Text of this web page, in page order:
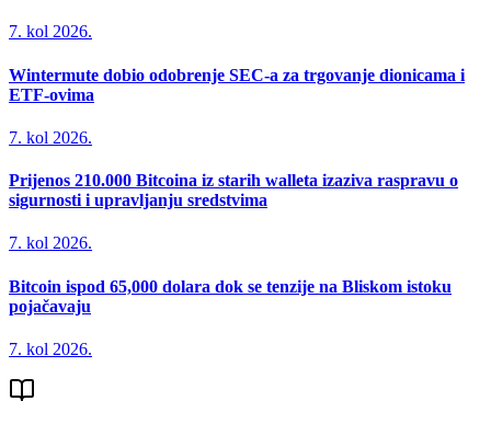
7. kol 2026.
Wintermute dobio odobrenje SEC-a za trgovanje dionicama i
ETF-ovima
7. kol 2026.
Prijenos 210.000 Bitcoina iz starih walleta izaziva raspravu o
sigurnosti i upravljanju sredstvima
7. kol 2026.
Bitcoin ispod 65,000 dolara dok se tenzije na Bliskom istoku
pojačavaju
7. kol 2026.